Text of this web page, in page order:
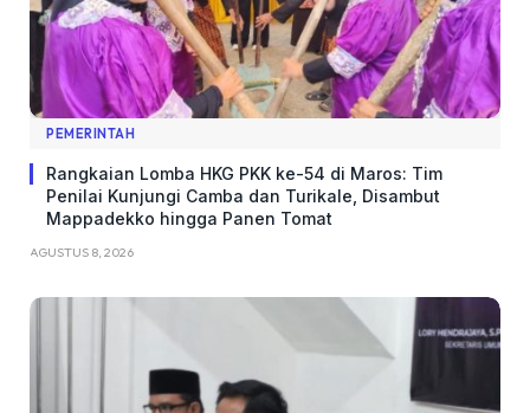
PEMERINTAH
Rangkaian Lomba HKG PKK ke-54 di Maros: Tim
Penilai Kunjungi Camba dan Turikale, Disambut
Mappadekko hingga Panen Tomat
AGUSTUS 8, 2026